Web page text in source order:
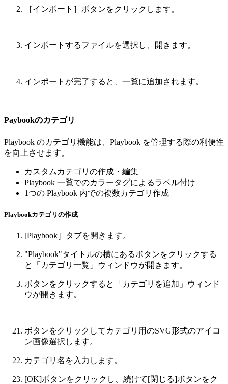
［インポート］ボタンをクリックします。
インポートするファイルを選択し、開きます。
インポートが完了すると、一覧に追加されます。
Paybookのカテゴリ
Playbook のカテゴリ機能は、Playbook を管理する際の利便性
を向上させます。
カスタムカテゴリの作成・編集
Playbook 一覧でのカラータグによるラベル付け
1つの Playbook 内での複数カテゴリ作成
Playbookカテゴリの作成
[Playbook］タブを開きます。
"Playbook"タイトルの横にあるボタンをクリックする
と「カテゴリ一覧」ウィンドウが開きます。
ボタンをクリックすると「カテゴリを追加」ウィンド
ウが開きます。
ボタンをクリックしてカテゴリ用のSVG形式のアイコ
ン画像選択します。
カテゴリ名を入力します。
[OK]ボタンをクリックし、続けて[閉じる]ボタンをク